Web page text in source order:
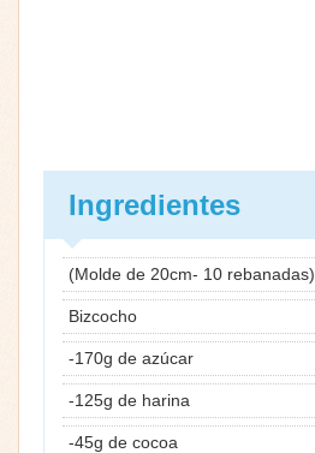
Ingredientes
(Molde de 20cm- 10 rebanadas)
Bizcocho
-170g de azúcar
-125g de harina
-45g de cocoa